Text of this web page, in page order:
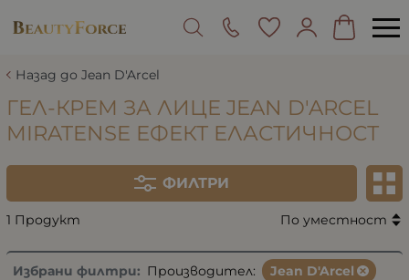
Назад до Jean D'Arcel
ГЕЛ-КРЕМ ЗА ЛИЦЕ JEAN D'ARCEL
MIRATENSE ЕФЕКТ ЕЛАСТИЧНОСТ
ФИЛТРИ
1 Продукт По уместност
Избрани филтри: Производител:
Jean D'Arcel